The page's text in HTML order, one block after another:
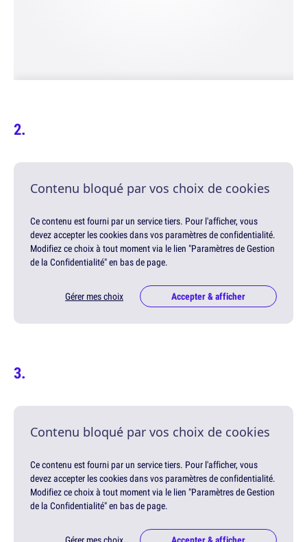
Contenu bloqué par vos choix de cookies
Ce contenu est fourni par un service tiers. Pour l'afficher, vous
devez accepter les cookies dans vos paramètres de confidentialité.
Modifiez ce choix à tout moment via le lien "Paramètres de Gestion
de la Confidentialité" en bas de page.
Gérer mes choix Accepter & afficher
Contenu bloqué par vos choix de cookies
Ce contenu est fourni par un service tiers. Pour l'afficher, vous
devez accepter les cookies dans vos paramètres de confidentialité.
Modifiez ce choix à tout moment via le lien "Paramètres de Gestion
de la Confidentialité" en bas de page.